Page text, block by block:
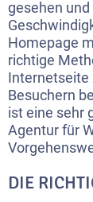
gesehen
Homepage
richtige
Internetseite
Besuchern
ist eine sehr
Agentur für
DIE